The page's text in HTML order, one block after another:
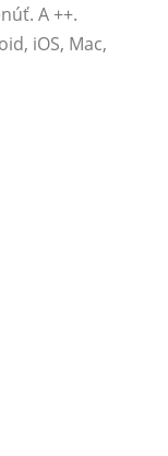
A ++.
iOS, Mac,